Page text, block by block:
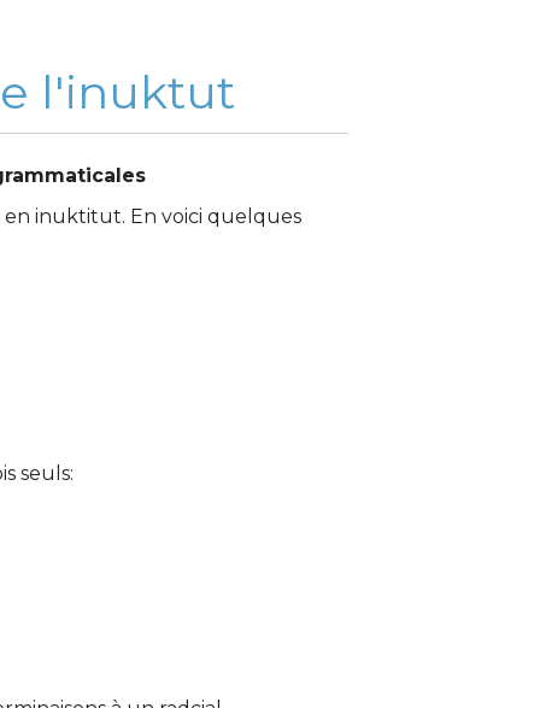
l'inuktut
inuktitut. En voici quelques
seuls: